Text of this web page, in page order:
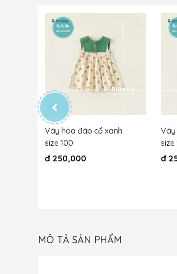
Váy hoa đáp cổ xanh
size 100
đ 250,000
Váy
size
đ
MÔ TẢ SẢN PHẨM